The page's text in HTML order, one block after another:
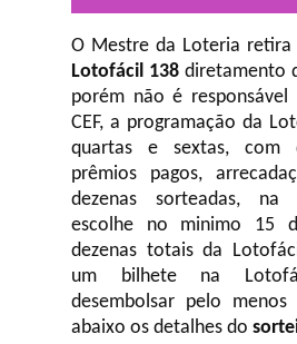
O Mestre da Loteria retira
Lotofácil 138 diretamento
porém não é
CEF, a programação da
quartas e sextas, com
prêmios pagos,
dezenas sorteadas, na
escolhe no minimo 15
dezenas totais da
um bilhete na
desembolsar pelo
abaixo os detalhes do